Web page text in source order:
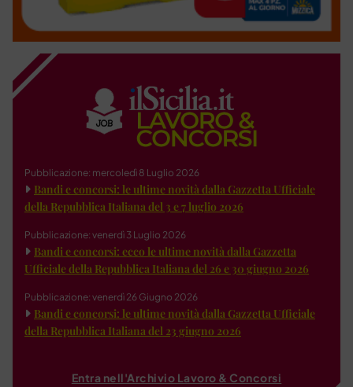
Pubblicazione: mercoledì 8 Luglio 2026
Bandi e concorsi: le ultime novità dalla Gazzetta Ufficiale
della Repubblica Italiana del 3 e 7 luglio 2026
Pubblicazione: venerdì 3 Luglio 2026
Bandi e concorsi: ecco le ultime novità dalla Gazzetta
Ufficiale della Repubblica Italiana del 26 e 30 giugno 2026
Pubblicazione: venerdì 26 Giugno 2026
Bandi e concorsi: le ultime novità dalla Gazzetta Ufficiale
della Repubblica Italiana del 23 giugno 2026
Entra nell'Archivio Lavoro & Concorsi